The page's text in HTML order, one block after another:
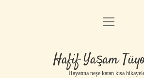
Anasayfa
Yasal Uyarı
menüyü
Hafif Yaşam
Hayatına neşe katan kısa